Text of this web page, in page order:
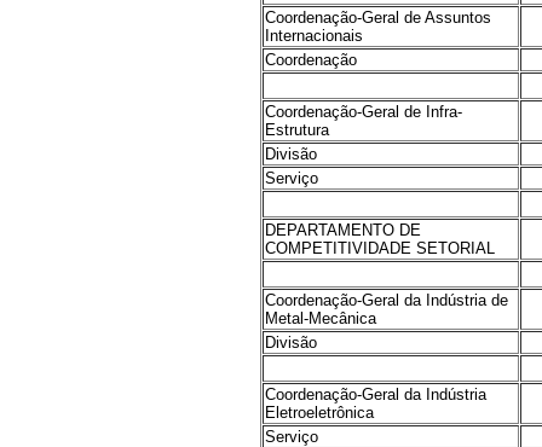
Coordenação-Geral de Assuntos
Internacionais
Coordenação
Coordenação-Geral de Infra-
Estrutura
Divisão
Serviço
DEPARTAMENTO DE
COMPETITIVIDADE SETORIAL
Coordenação-Geral da Indústria de
Metal-Mecânica
Divisão
Coordenação-Geral da Indústria
Eletroeletrônica
Serviço